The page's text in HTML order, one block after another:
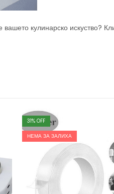
вашето кулинарско искуство?
31% OFF
НЕМА ЗА ЗАЛИХА